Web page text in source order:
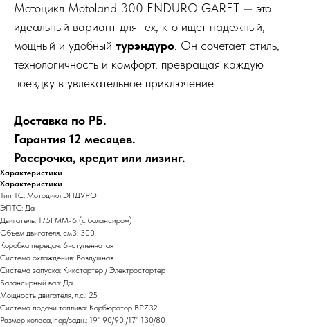
Мотоцикл Motoland 300 ENDURO GARET — это
идеальный вариант для тех, кто ищет надежный,
мощный и удобный турэндуро . Он сочетает стиль,
технологичность и комфорт, превращая каждую
поездку в увлекательное приключение.
Доставка по РБ.
Гарантия 12 месяцев.
Рассрочка, кредит или лизинг.
Характеристики
Характеристики
Тип ТС: Мотоцикл ЭНДУРО
ЭПТС: Да
Двигатель: 175FMM-6 (с балансиром)
Объем двигателя, см3: 300
Коробка передач: 6-ступенчатая
Система охлаждения: Воздушная
Система запуска: Кикстартер / Электростартер
Балансирный вал: Да
Мощность двигателя, л.с.: 25
Система подачи топлива: Карбюратор BPZ32
Размер колеса, пер/задн.: 19" 90/90 /17" 130/80